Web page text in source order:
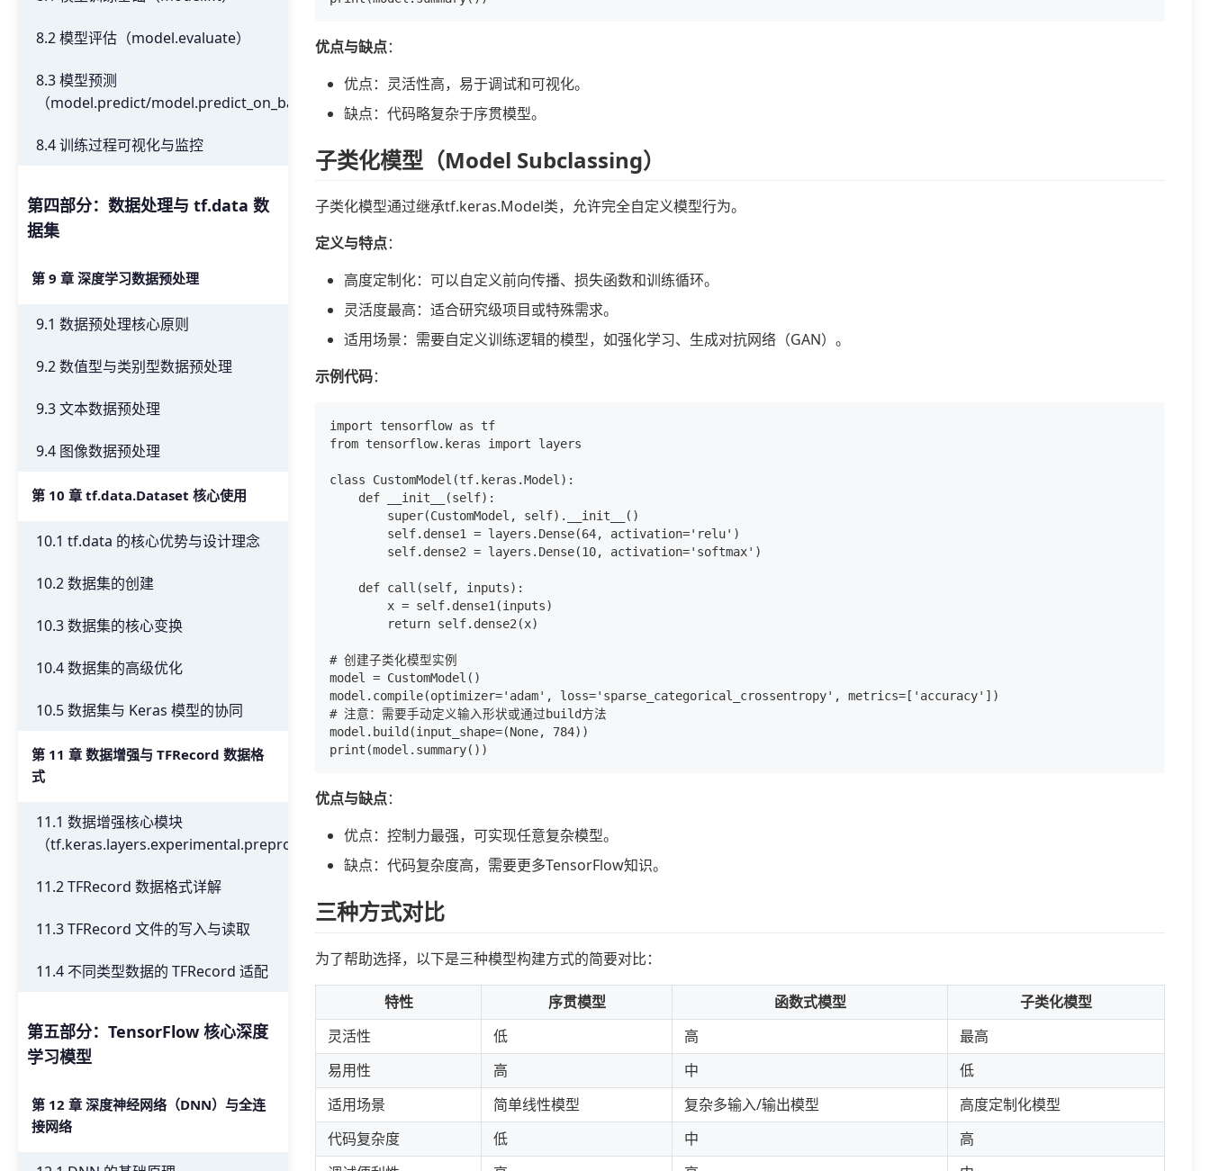
8.2 模型评估（model.evaluate）
8.3 模型预测
（model.predict/model.predict_on_batch）
8.4 训练过程可视化与监控
第四部分：数据处理与 tf.data 数
据集
第 9 章 深度学习数据预处理
9.1 数据预处理核心原则
9.2 数值型与类别型数据预处理
9.3 文本数据预处理
9.4 图像数据预处理
第 10 章 tf.data.Dataset 核心使用
10.1 tf.data 的核心优势与设计理念
10.2 数据集的创建
10.3 数据集的核心变换
10.4 数据集的高级优化
10.5 数据集与 Keras 模型的协同
第 11 章 数据增强与 TFRecord 数据格
式
11.1 数据增强核心模块
（tf.keras.layers.experimental.preprocessing）
11.2 TFRecord 数据格式详解
11.3 TFRecord 文件的写入与读取
11.4 不同类型数据的 TFRecord 适配
第五部分：TensorFlow 核心深度
学习模型
第 12 章 深度神经网络（DNN）与全连
接网络
优点与缺点：
优点：灵活性高，易于调试和可视化。
缺点：代码略复杂于序贯模型。
子类化模型（Model Subclassing）
子类化模型通过继承tf.keras.Model类，允许完全自定义模型行为。
定义与特点：
高度定制化：可以自定义前向传播、损失函数和训练循环。
灵活度最高：适合研究级项目或特殊需求。
适用场景：需要自定义训练逻辑的模型，如强化学习、生成对抗网络（GAN）。
示例代码：
import tensorflow as tf
from tensorflow.keras import layers
class CustomModel(tf.keras.Model):
    def __init__(self):
        super(CustomModel, self).__init__()
        self.dense1 = layers.Dense(64, activation='relu')
        self.dense2 = layers.Dense(10, activation='softmax')
    def call(self, inputs):
        x = self.dense1(inputs)
        return self.dense2(x)
# 创建子类化模型实例
model = CustomModel()
model.compile(optimizer='adam', loss='sparse_categorical_crossentropy', metrics=['accuracy'])
# 注意：需要手动定义输入形状或通过build方法
model.build(input_shape=(None, 784))
优点与缺点：
优点：控制力最强，可实现任意复杂模型。
缺点：代码复杂度高，需要更多TensorFlow知识。
三种方式对比
为了帮助选择，以下是三种模型构建方式的简要对比：
特性 序贯模型 函数式模型
子类化模型
灵活性
低 高
最高
易用性
高 中
低
适用场景
简单线性模型 复杂多输入/输出模型
高度定制化模型
代码复杂度
低 中
高